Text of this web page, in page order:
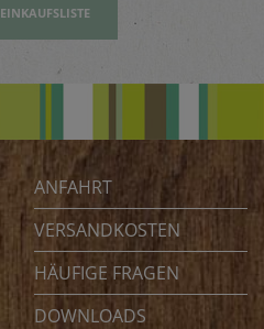
EINKAUFSLISTE
ANFAHRT
VERSANDKOSTEN
HÄUFIGE FRAGEN
DOWNLOADS